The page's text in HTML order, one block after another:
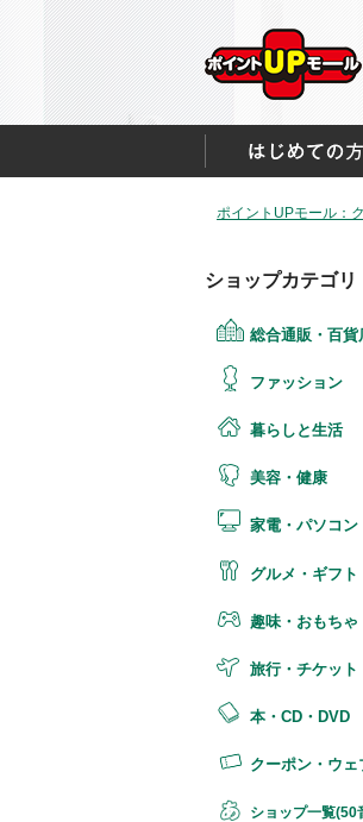
ポイントUPモール：
ショップカテゴリ
総合通販・百貨
ファッション
暮らしと生活
美容・健康
家電・パソコン
グルメ・ギフト
趣味・おもちゃ
旅行・チケット
本・CD・DVD
クーポン・ウェ
ショップ一覧(50